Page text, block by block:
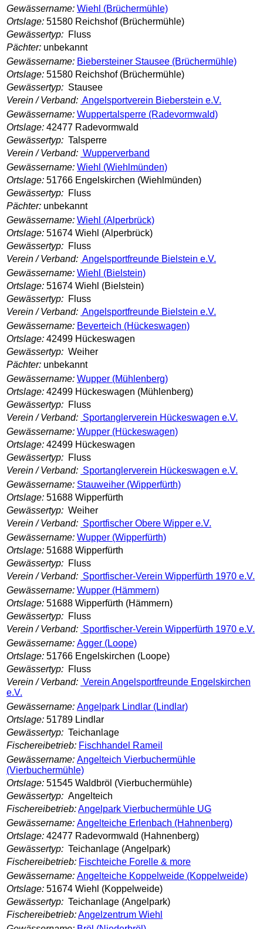
Gewässername: Wiehl (Brüchermühle)
Ortslage: 51580 Reichshof (Brüchermühle)
Gewässertyp: Fluss
Pächter: unbekannt
Gewässername: Biebersteiner Stausee (Brüchermühle)
Ortslage: 51580 Reichshof (Brüchermühle)
Gewässertyp: Stausee
Verein / Verband: Angelsportverein Bieberstein e.V.
Gewässername: Wuppertalsperre (Radevormwald)
Ortslage: 42477 Radevormwald
Gewässertyp: Talsperre
Verein / Verband: Wupperverband
Gewässername: Wiehl (Wiehlmünden)
Ortslage: 51766 Engelskirchen (Wiehlmünden)
Gewässertyp: Fluss
Pächter: unbekannt
Gewässername: Wiehl (Alperbrück)
Ortslage: 51674 Wiehl (Alperbrück)
Gewässertyp: Fluss
Verein / Verband: Angelsportfreunde Bielstein e.V.
Gewässername: Wiehl (Bielstein)
Ortslage: 51674 Wiehl (Bielstein)
Gewässertyp: Fluss
Verein / Verband: Angelsportfreunde Bielstein e.V.
Gewässername: Beverteich (Hückeswagen)
Ortslage: 42499 Hückeswagen
Gewässertyp: Weiher
Pächter: unbekannt
Gewässername: Wupper (Mühlenberg)
Ortslage: 42499 Hückeswagen (Mühlenberg)
Gewässertyp: Fluss
Verein / Verband: Sportanglerverein Hückeswagen e.V.
Gewässername: Wupper (Hückeswagen)
Ortslage: 42499 Hückeswagen
Gewässertyp: Fluss
Verein / Verband: Sportanglerverein Hückeswagen e.V.
Gewässername: Stauweiher (Wipperfürth)
Ortslage: 51688 Wipperfürth
Gewässertyp: Weiher
Verein / Verband: Sportfischer Obere Wipper e.V.
Gewässername: Wupper (Wipperfürth)
Ortslage: 51688 Wipperfürth
Gewässertyp: Fluss
Verein / Verband: Sportfischer-Verein Wipperfürth 1970 e.V.
Gewässername: Wupper (Hämmern)
Ortslage: 51688 Wipperfürth (Hämmern)
Gewässertyp: Fluss
Verein / Verband: Sportfischer-Verein Wipperfürth 1970 e.V.
Gewässername: Agger (Loope)
Ortslage: 51766 Engelskirchen (Loope)
Gewässertyp: Fluss
Verein / Verband: Verein Angelsportfreunde Engelskirchen
e.V.
Gewässername: Angelpark Lindlar (Lindlar)
Ortslage: 51789 Lindlar
Gewässertyp: Teichanlage
Fischereibetrieb: Fischhandel Rameil
Gewässername: Angelteich Vierbuchermühle
(Vierbuchermühle)
Ortslage: 51545 Waldbröl (Vierbuchermühle)
Gewässertyp: Angelteich
Fischereibetrieb:Angelpark Vierbuchermühle UG
Gewässername: Angelteiche Erlenbach (Hahnenberg)
Ortslage: 42477 Radevormwald (Hahnenberg)
Gewässertyp: Teichanlage (Angelpark)
Fischereibetrieb: Fischteiche Forelle & more
Gewässername: Angelteiche Koppelweide (Koppelweide)
Ortslage: 51674 Wiehl (Koppelweide)
Gewässertyp: Teichanlage (Angelpark)
Fischereibetrieb:Angelzentrum Wiehl